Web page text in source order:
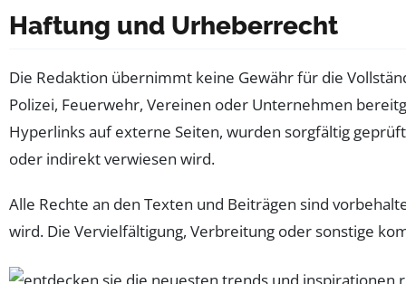
Haftung und Urheberrecht
Die Redaktion übernimmt keine Gewähr für die
Polizei, Feuerwehr, Vereinen oder Unternehmen
Hyperlinks auf externe Seiten, wurden sorgfältig
oder indirekt verwiesen wird.
Alle Rechte an den Texten und Beiträgen sind
wird. Die Vervielfältigung, Verbreitung oder sonstige